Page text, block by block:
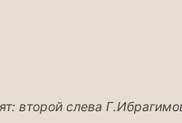
второй слева